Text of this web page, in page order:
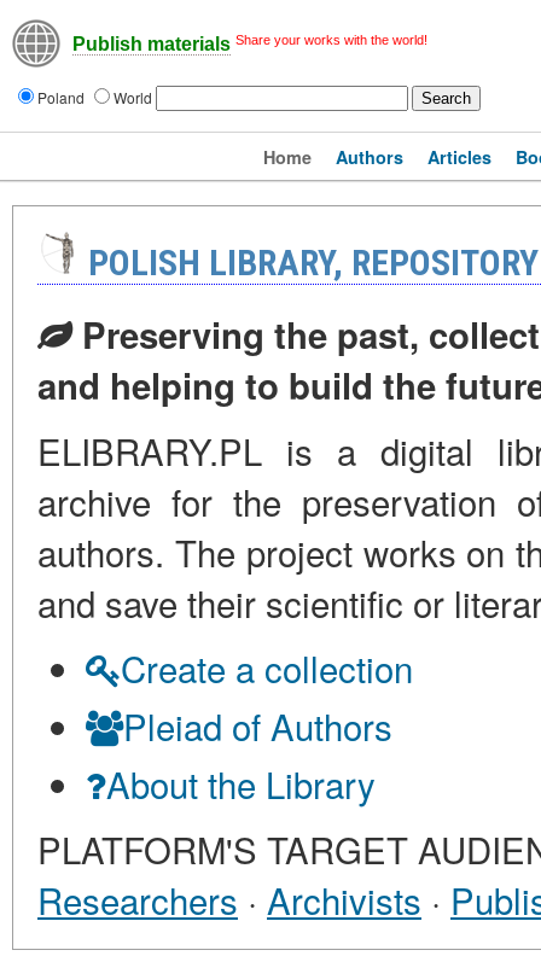
Publish materials Share your works with the world!
Poland World
Home Authors Articles
POLISH LIBRARY,
Preserving the past,
and helping to build the
ELIBRARY.PL is a digital
archive for the preservation
authors. The project works on
and save their scientific or
Create a collection
Pleiad of Authors
About the Library
PLATFORM'S TARGET
Researchers · Archivists ·